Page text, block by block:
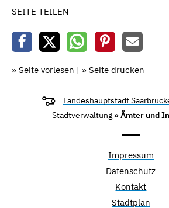
SEITE TEILEN
» Seite vorlesen | » Seite drucken
Landeshauptstadt
Stadtverwaltung » Ämter und
Impressum
Datenschutz
Kontakt
Stadtplan